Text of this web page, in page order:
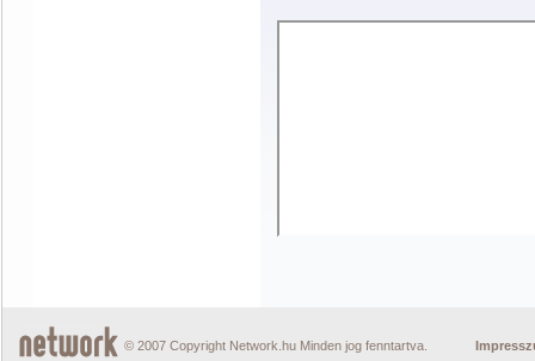
© 2007 Copyright Network.hu Minden jog fenntartva.